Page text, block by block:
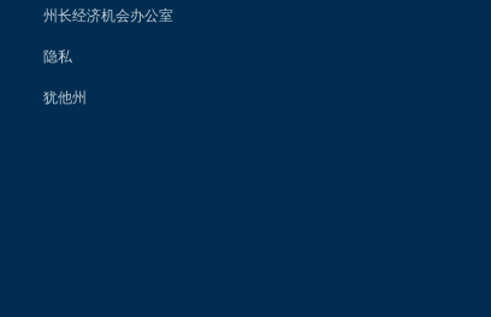
州长经济机会办公室
隐私
犹他州